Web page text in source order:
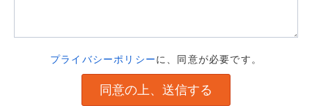
プライバシーポリシーに、同意が必要です。